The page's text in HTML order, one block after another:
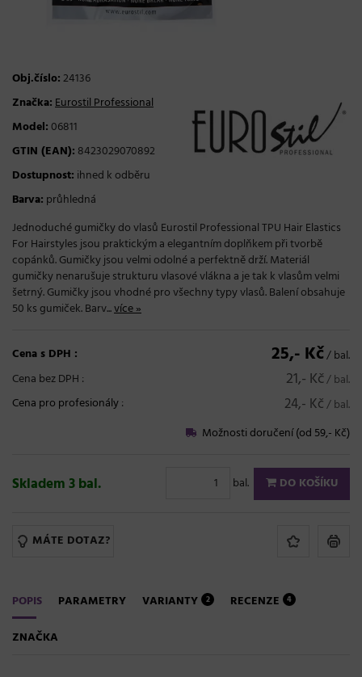
Obj.číslo:24136
Značka:Eurostil Professional
Model:06811
GTIN (EAN): 8423029070892
Dostupnost: ihned k odběru
Barva: průhledná
Jednoduché gumičky do vlasů Eurostil Professional TPU Hair Elastics
For Hairstyles jsou praktickým a elegantním doplňkem při tvorbě
copánků. Gumičky jsou velmi odolné a perfektně drží. Materiál
gumičky nenarušuje strukturu vlasové vlákna a je tak k vlasům velmi
šetrný. Gumičky jsou vhodné pro všechny typy vlasů. Balení obsahuje
50 ks gumiček. Barv...více »
Cena s DPH : 25,- Kč/ bal.
Cena bez DPH :
21,- Kč/ bal.
Cena pro profesionály: 24,- Kč/ bal.
Možnosti doručení (od 59,- Kč)
Skladem 3 bal. bal. DO KOŠÍKU
MÁTE DOTAZ?
POPIS PARAMETRY VARIANTY 2 RECENZE 4
ZNAČKA